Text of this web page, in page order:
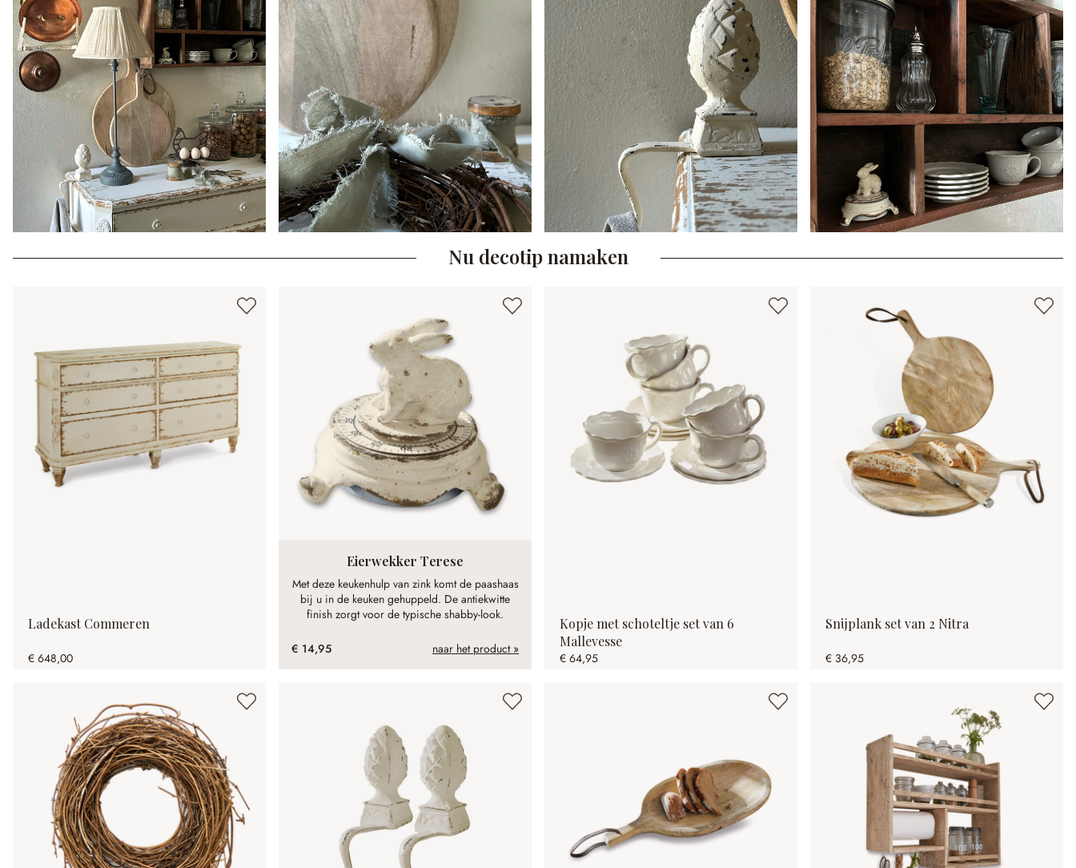
Nu decotip namaken
Ladekast Commeren
€ 648,00
Eierwekker Terese
Met deze keukenhulp van zink komt de paashaas
bij u in de keuken gehuppeld. De antiekwitte
finish zorgt voor de typische shabby-look.
€ 14,95 naar het product »
Kopje met schoteltje set van 6
Mallevesse
€ 64,95
Snijplank set van 2 Nitra
€ 36,95